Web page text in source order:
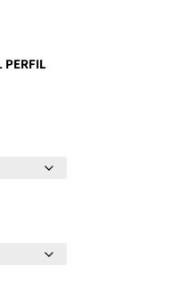
PERFIL